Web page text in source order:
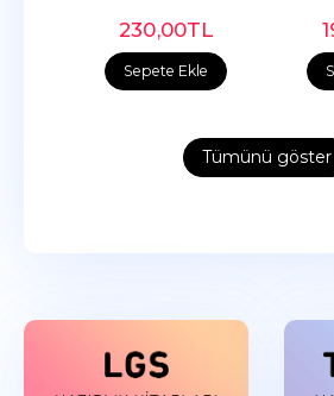
Sepete Ekle
230,00TL
Tümünü göster